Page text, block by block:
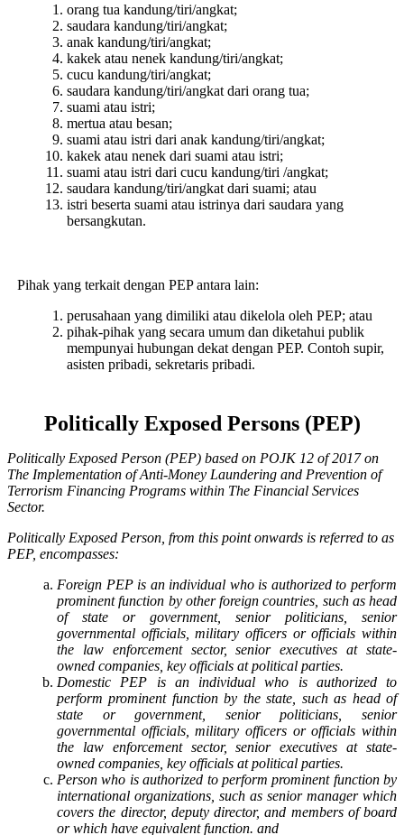
orang tua kandung/tiri/angkat;
saudara kandung/tiri/angkat;
anak kandung/tiri/angkat;
kakek atau nenek kandung/tiri/angkat;
cucu kandung/tiri/angkat;
saudara kandung/tiri/angkat dari orang tua;
suami atau istri;
mertua atau besan;
suami atau istri dari anak kandung/tiri/angkat;
kakek atau nenek dari suami atau istri;
suami atau istri dari cucu kandung/tiri /angkat;
saudara kandung/tiri/angkat dari suami; atau
istri beserta suami atau istrinya dari saudara yang
bersangkutan.
Pihak yang terkait dengan PEP antara lain:
perusahaan yang dimiliki atau dikelola oleh PEP; atau
pihak-pihak yang secara umum dan diketahui publik
mempunyai hubungan dekat dengan PEP. Contoh supir,
asisten pribadi, sekretaris pribadi.
Politically Exposed Persons (PEP)
Politically Exposed Person (PEP) based on POJK 12 of 2017 on
The Implementation of Anti-Money Laundering and Prevention of
Terrorism Financing Programs within The Financial Services
Sector.
Politically Exposed Person, from this point onwards is referred to as
PEP, encompasses:
Foreign PEP is an individual who is authorized to perform
prominent function by other foreign countries, such as head
of state or government, senior politicians, senior
governmental officials, military officers or officials within
the law enforcement sector, senior executives at state-
owned companies, key officials at political parties.
Domestic PEP is an individual who is authorized to
perform prominent function by the state, such as head of
state or government, senior politicians, senior
governmental officials, military officers or officials within
the law enforcement sector, senior executives at state-
owned companies, key officials at political parties.
Person who is authorized to perform prominent function by
international organizations, such as senior manager which
covers the director, deputy director, and members of board
or which have equivalent function. and